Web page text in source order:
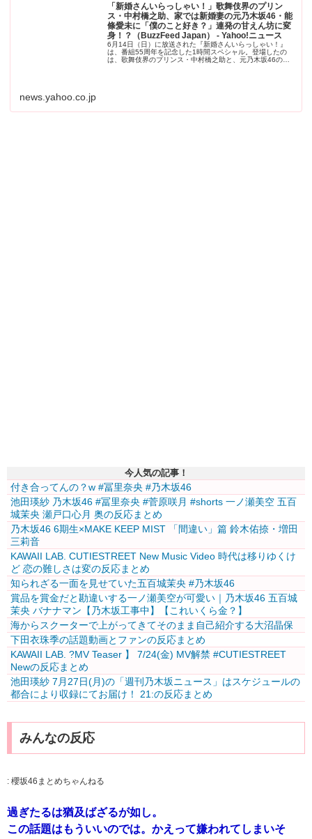
「新婚さんいらっしゃい！」歌舞伎界のプリン
ス・中村橋之助、家では新婚妻の元乃木坂46・能
條愛未に「僕のこと好き？」連発の甘えん坊に変
身！？（BuzzFeed Japan） - Yahoo!ニュース
6月14日（日）に放送された『新婚さんいらっしゃい！』
は、番組55周年を記念した1時間スペシャル。登場したの
は、歌舞伎界のプリンス・中村橋之助と、元乃木坂46の能
news.yahoo.co.jp
今人気の記事！
付き合ってんの？w #冨里奈央 #乃木坂46
池田瑛紗 乃木坂46 #冨里奈央 #菅原咲月 #shorts 一ノ瀬美空 五百
城茉央 瀬戸口心月 奥の反応まとめ
乃木坂46 6期生×MAKE KEEP MIST 「間違い」篇 鈴木佑捺・増田
三莉音
KAWAII LAB. CUTIESTREET New Music Video 時代は移りゆくけ
ど 恋の難しさは変の反応まとめ
知られざる一面を見せていた五百城茉央 #乃木坂46
賞品を賞金だと勘違いする一ノ瀬美空が可愛い｜乃木坂46 五百城
茉央 バナナマン【乃木坂工事中】【これいくら金？】
海からスクーターで上がってきてそのまま自己紹介する大沼晶保
下田衣珠季の話題動画とファンの反応まとめ
KAWAII LAB. ?MV Teaser️‍ 】 7/24(金) MV解禁 #CUTIESTREET
Newの反応まとめ
池田瑛紗 7月27日(月)の「週刊乃木坂ニュース」はスケジュールの
都合により収録にてお届け！ 21:の反応まとめ
みんなの反応
: 櫻坂46まとめちゃんねる
過ぎたるは猶及ばざるが如し。
この話題はもういいのでは。かえって嫌われてしまいそ